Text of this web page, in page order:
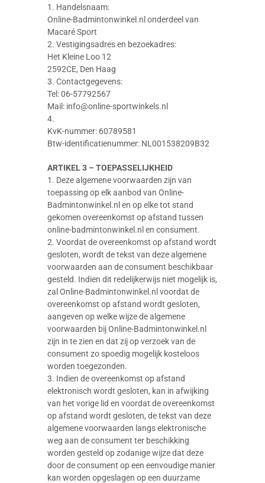
1. Handelsnaam:
Online-Badmintonwinkel.nl onderdeel van
Macaré Sport
2. Vestigingsadres en bezoekadres:
Het Kleine Loo 12
2592CE, Den Haag
3. Contactgegevens:
Tel: 06-57792567
Mail: info@online-sportwinkels.nl
4.
KvK-nummer: 60789581
Btw-identificatienummer: NL001538209B32
ARTIKEL 3 – TOEPASSELIJKHEID
1. Deze algemene voorwaarden zijn van
toepassing op elk aanbod van Online-
Badmintonwinkel.nl en op elke tot stand
gekomen overeenkomst op afstand tussen
online-badmintonwinkel.nl en consument.
2. Voordat de overeenkomst op afstand wordt
gesloten, wordt de tekst van deze algemene
voorwaarden aan de consument beschikbaar
gesteld. Indien dit redelijkerwijs niet mogelijk is,
zal Online-Badmintonwinkel.nl voordat de
overeenkomst op afstand wordt gesloten,
aangeven op welke wijze de algemene
voorwaarden bij Online-Badmintonwinkel.nl
zijn in te zien en dat zij op verzoek van de
consument zo spoedig mogelijk kosteloos
worden toegezonden.
3. Indien de overeenkomst op afstand
elektronisch wordt gesloten, kan in afwijking
van het vorige lid en voordat de overeenkomst
op afstand wordt gesloten, de tekst van deze
algemene voorwaarden langs elektronische
weg aan de consument ter beschikking
worden gesteld op zodanige wijze dat deze
door de consument op een eenvoudige manier
kan worden opgeslagen op een duurzame